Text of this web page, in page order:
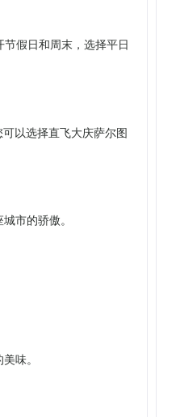
假日和周末，选择平日
以选择直飞大庆萨尔图
市的骄傲。
味。